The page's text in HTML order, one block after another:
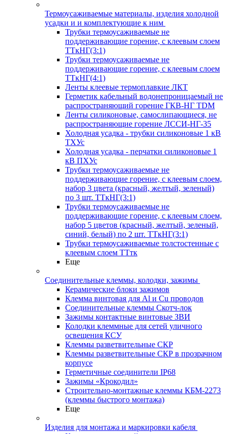
Термоусаживаемые материалы, изделия холодной
усадки и и комплектующие к ним
Трубки термоусаживаемые не
поддерживающие горение, с клеевым слоем
ТТкНГ(3:1)
Трубки термоусаживаемые не
поддерживающие горение, с клеевым слоем
ТТкНГ(4:1)
Ленты клеевые термоплавкие ЛКТ
Герметик кабельный водонепроницаемый не
распространяющий горение ГКВ-НГ TDM
Ленты силиконовые, самослипающиеся, не
распространяющие горение ЛССИ-НГ-35
Холодная усадка - трубки силиконовые 1 кВ
ТХУс
Холодная усадка - перчатки силиконовые 1
кВ ПХУс
Трубки термоусаживаемые не
поддерживающие горение, с клеевым слоем,
набор 3 цвета (красный, желтый, зеленый)
по 3 шт. ТТкНГ(3:1)
Трубки термоусаживаемые не
поддерживающие горение, с клеевым слоем,
набор 5 цветов (красный, желтый, зеленый,
синий, белый) по 2 шт. ТТкНГ(3:1)
Трубки термоусаживаемые толстостенные с
клеевым слоем ТТтк
Еще
Соединительные клеммы, колодки, зажимы
Керамические блоки зажимов
Клемма винтовая для Al и Cu проводов
Соединительные клеммы Скотч-лок
Зажимы контактные винтовые ЗВИ
Колодки клеммные для сетей уличного
освещения КСУ
Клеммы разветвительные СКР
Клеммы разветвительные СКР в прозрачном
корпусе
Герметичные соединители IP68
Зажимы «Крокодил»
Строительно-монтажные клеммы КБМ-2273
(клеммы быстрого монтажа)
Еще
Изделия для монтажа и маркировки кабеля